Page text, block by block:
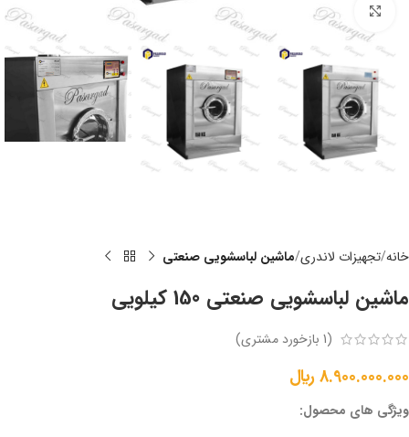
برای بزرگنمایی کلیک کنید
خانه تجهیزات لاندری ماشین لباسشویی صنعتی
ماشین لباسشویی صنعتی 150 کیلویی
(
1 بازخورد مشتری)
8.900.000.000 ﷼
ویژگی های محصول: